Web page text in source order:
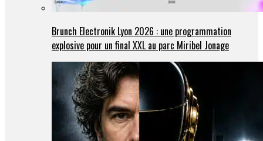
Brunch Electronik Lyon 2026 : une programmation
explosive pour un final XXL au parc Miribel Jonage